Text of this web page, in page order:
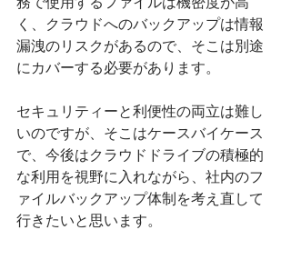
く、クラウドへのバックアップは情報
漏洩のリスクがあるので、そこは別途
にカバーする必要があります。
セキュリティーと利便性の両立は難し
いのですが、そこはケースバイケース
で、今後はクラウドドライブの積極的
な利用を視野に入れながら、社内のフ
ァイルバックアップ体制を考え直して
行きたいと思います。